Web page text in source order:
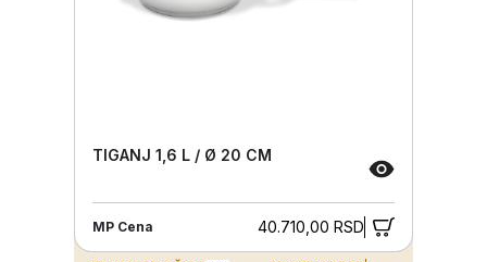
TIGANJ 1,6 L / Ø 20 CM
MP Cena 40.710,00 RSD